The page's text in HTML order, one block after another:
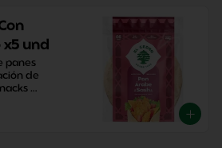
x5 und
panes
de